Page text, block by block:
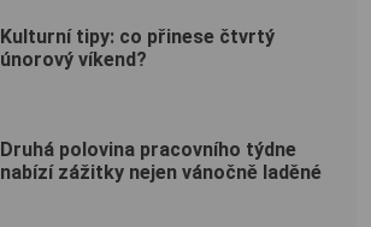
Kulturní tipy: co přinese čtvrtý
únorový víkend?
Druhá polovina pracovního týdne
nabízí zážitky nejen vánočně laděné